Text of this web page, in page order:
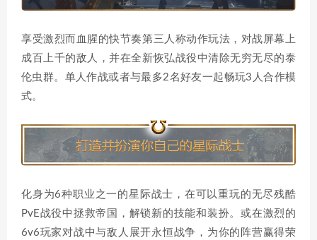
享受激烈而血腥的快节奏第三人称动作玩法，对战屏幕上
成百上千的敌人，并在全新恢弘战役中清除无穷无尽的泰
伦虫群。单人作战或者与最多2名好友一起畅玩3人合作模
式。
化身为6种职业之一的星际战士，在可以重玩的无尽残酷
PvE战役中拯救帝国，解锁新的技能和装扮。或在激烈的
6v6玩家对战中与敌人展开永恒战争，为你的阵营赢得荣